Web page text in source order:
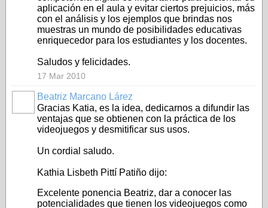
aplicación en el aula y evitar ciertos prejuicios, más
con el análisis y los ejemplos que brindas nos
muestras un mundo de posibilidades educativas
enriquecedor para los estudiantes y los docentes.
Saludos y felicidades.
17 Mar 2010
Beatriz Marcano Lárez
Gracias Katia, es la idea, dedicarnos a difundir las
ventajas que se obtienen con la práctica de los
videojuegos y desmitificar sus usos.
Un cordial saludo.
Kathia Lisbeth Pittí Patiño dijo:
Excelente ponencia Beatriz, dar a conocer las
potencialidades que tienen los videojuegos como